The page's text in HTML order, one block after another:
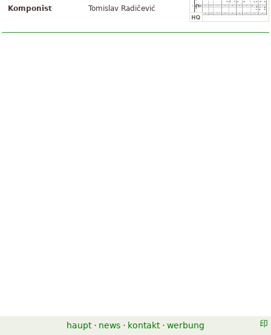
Komponist Tomislav Radičević
haupt · news · kontakt · werbung